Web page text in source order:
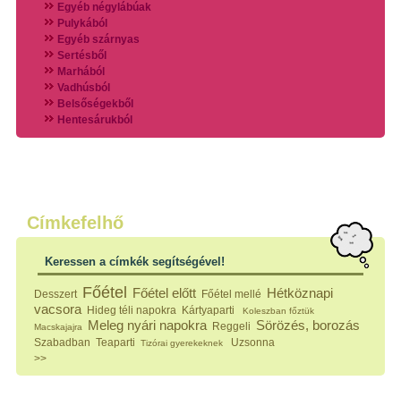
Egyéb négylábúak
Pulykából
Egyéb szárnyas
Sertésből
Marhából
Vadhúsból
Belsőségekből
Hentesárukból
Vadszárnyasokból
Köretek
Klasszikus főzelékek
Zöldséges ételek
Hidegkonyhai készítmények
Főtt tészták
Zsiradékban sült tészták
Sütőben sült tészták
Mártások
Címkefelhő
Keressen a címkék segítségével!
Desszert Főétel Főétel előtt Főétel mellé Hétköznapi
vacsora Hideg téli napokra Kártyaparti
Koleszban főztük
Macskajajra
Meleg nyári napokra Reggeli Sörözés, borozás
Szabadban Teaparti Tizórai gyerekeknek
Uzsonna
>>